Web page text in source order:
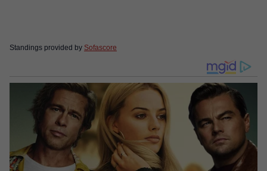
Standings provided by Sofascore